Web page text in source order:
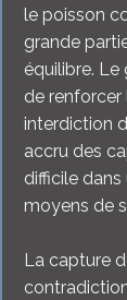
le poisson
grande
équilibre. Le
de
interdiction
accru des
difficile
moyens de
La capture